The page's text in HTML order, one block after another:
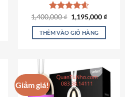
Được xếp
hạng4.62
5 sao
1,400,000₫ Giá
gốc
là:
1,400,000 ₫.
1,195,000₫Giá
THÊM VÀO GIỎ HÀNG
Giảm giá!